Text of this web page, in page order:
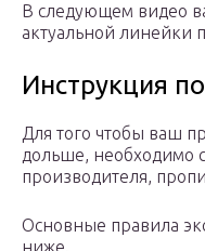
В следующем видео
актуальной линейки
Инструкция
Для того чтобы ваш
дольше, необходимо
производителя,
Основные правила
ниже.